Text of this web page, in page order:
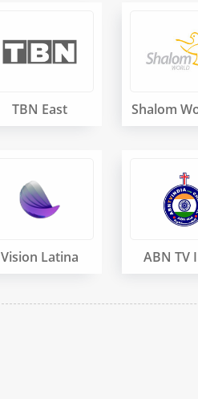
TBN East Shalom
Vision Latina ABN TV